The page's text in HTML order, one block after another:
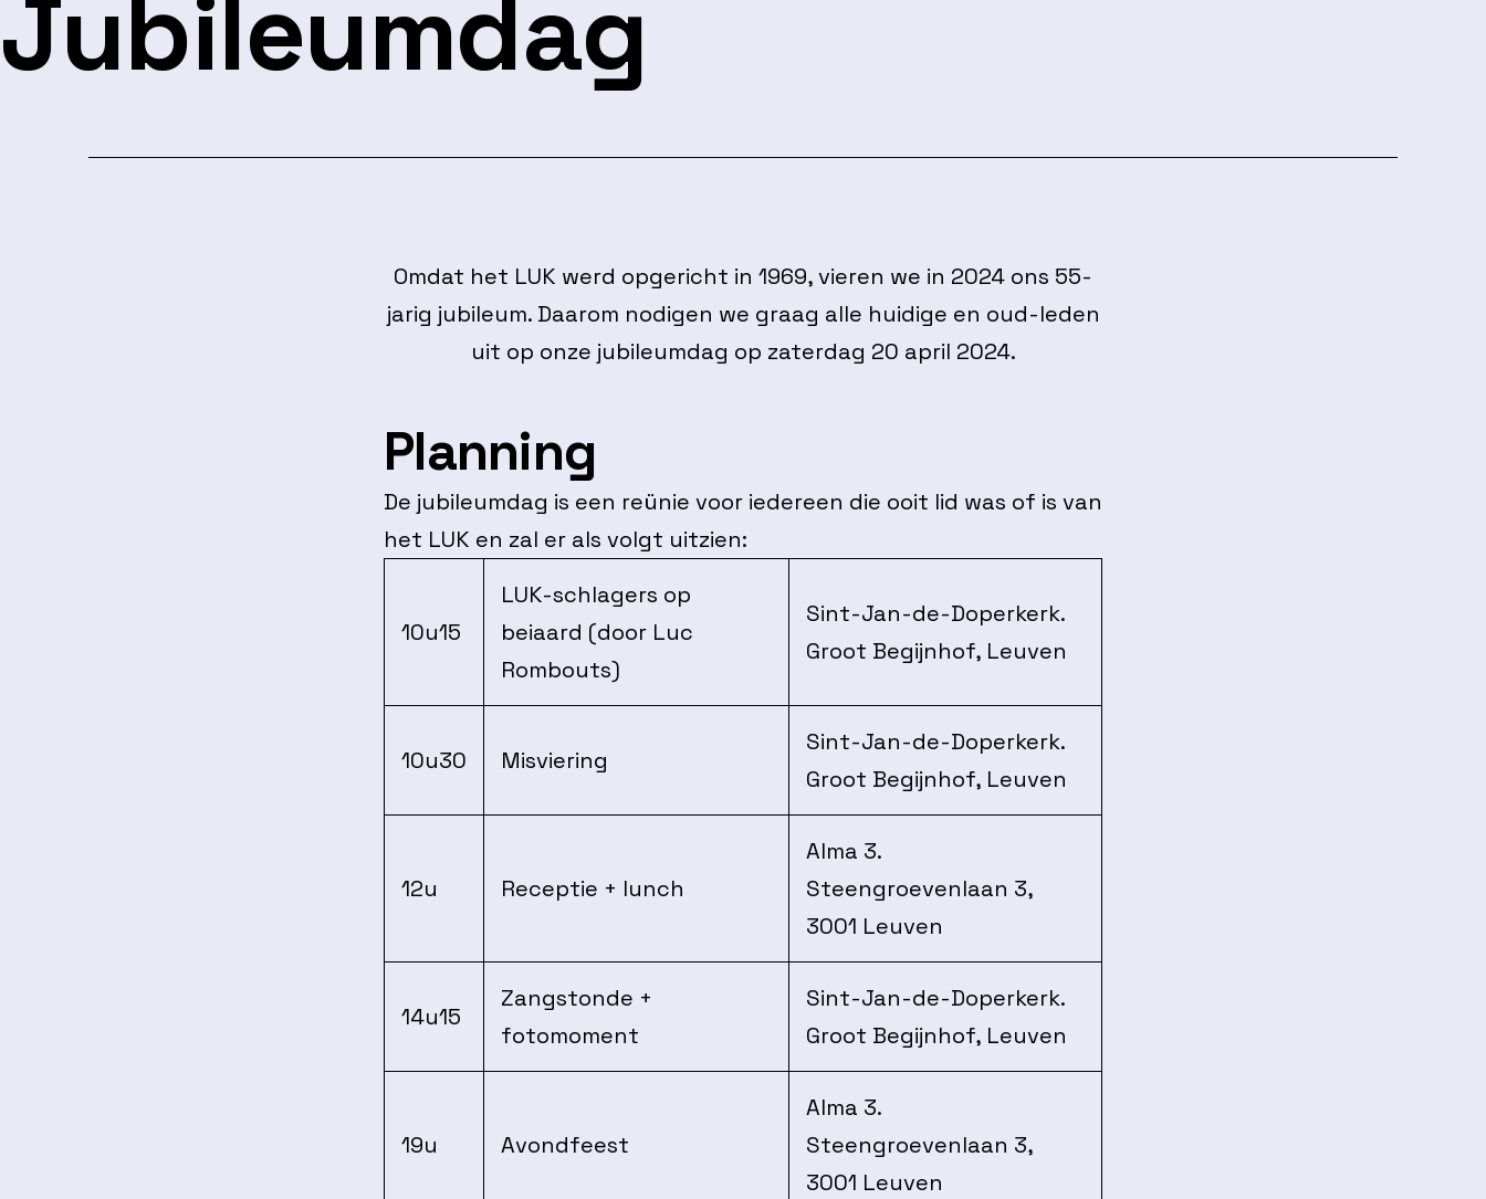
Jubileumdag
Omdat het LUK werd opgericht in 1969, vieren we in 2024 ons 55-
jarig jubileum. Daarom nodigen we graag alle huidige en oud-leden
uit op onze jubileumdag op zaterdag 20 april 2024.
Planning
De jubileumdag is een reünie voor iedereen die ooit lid was of is van
het LUK en zal er als volgt uitzien:
10u15
LUK-schlagers op
beiaard (door Luc
Rombouts)
Sint-Jan-de-Doperkerk.
Groot Begijnhof, Leuven
10u30 Misviering
Sint-Jan-de-Doperkerk.
Groot Begijnhof, Leuven
12u Receptie + lunch
Alma 3.
Steengroevenlaan 3,
3001 Leuven
14u15
Zangstonde +
fotomoment
Sint-Jan-de-Doperkerk.
Groot Begijnhof, Leuven
19u Avondfeest
Alma 3.
Steengroevenlaan 3,
3001 Leuven